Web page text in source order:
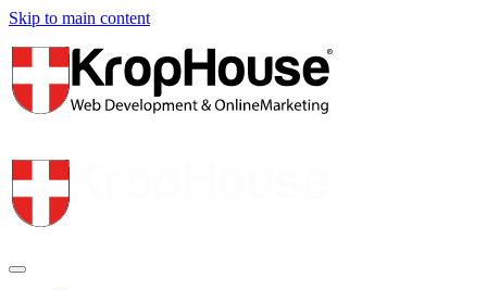
Skip to main content